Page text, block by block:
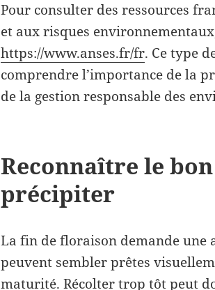
Pour consulter des ressources
et aux risques
https://www.anses.fr/fr. Ce type
comprendre l’importance de la
de la gestion responsable des
Reconnaître le
précipiter
La fin de floraison demande
peuvent sembler prêtes
maturité. Récolter trop tôt peut